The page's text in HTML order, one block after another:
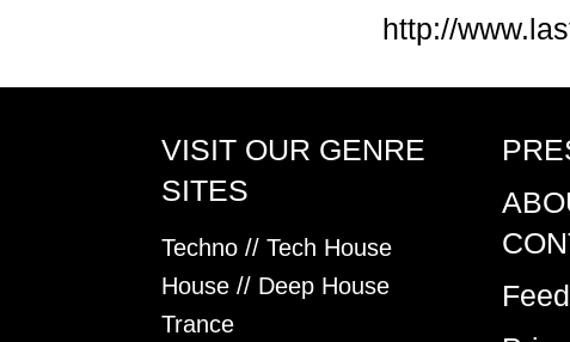
http://
VISIT OUR GENRE
SITES
Techno // Tech House
House // Deep House
Trance